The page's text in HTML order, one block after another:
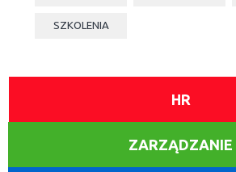
SZKOLENIA
HR
ZARZĄDZANIE